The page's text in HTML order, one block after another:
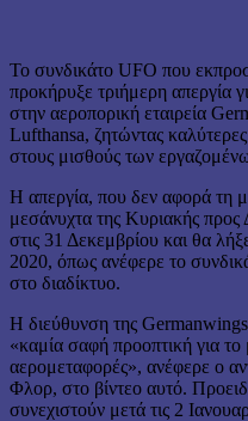
Το συνδικάτο UFO που
προκήρυξε τριήμερη απεργία
στην αεροπορική εταιρεία
Lufthansa, ζητώντας
στους μισθούς των
Η απεργία, που δεν αφορά τη
μεσάνυχτα της Κυριακής προς
στις 31 Δεκεμβρίου και θα
2020, όπως ανέφερε το
στο διαδίκτυο.
Η διεύθυνση της Germanwings
«καμία σαφή προοπτική για το
αερομεταφορές», ανέφερε ο
Φλορ, στο βίντεο αυτό.
συνεχιστούν μετά τις 2